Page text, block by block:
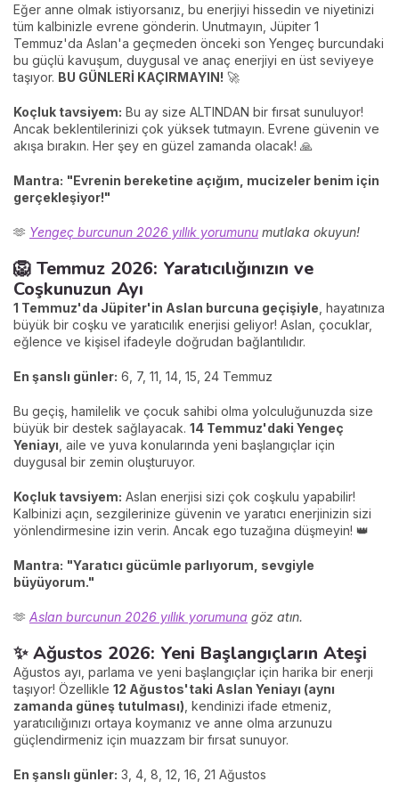
Eğer anne olmak istiyorsanız, bu enerjiyi hissedin ve niyetinizi
tüm kalbinizle evrene gönderin. Unutmayın, Jüpiter 1
Temmuz'da Aslan'a geçmeden önceki son Yengeç burcundaki
bu güçlü kavuşum, duygusal ve anaç enerjiyi en üst seviyeye
taşıyor. BU GÜNLERİ KAÇIRMAYIN! 🚀
Koçluk tavsiyem: Bu ay size ALTINDAN bir fırsat sunuluyor!
Ancak beklentilerinizi çok yüksek tutmayın. Evrene güvenin ve
akışa bırakın. Her şey en güzel zamanda olacak! 🙏
Mantra: "Evrenin bereketine açığım, mucizeler benim için
gerçekleşiyor!"
🫶 Yengeç burcunun 2026 yıllık yorumunu mutlaka okuyun!
🦁 Temmuz 2026: Yaratıcılığınızın ve
Coşkunuzun Ayı
1 Temmuz'da Jüpiter'in Aslan burcuna geçişiyle , hayatınıza
büyük bir coşku ve yaratıcılık enerjisi geliyor! Aslan, çocuklar,
eğlence ve kişisel ifadeyle doğrudan bağlantılıdır.
En şanslı günler: 6, 7, 11, 14, 15, 24 Temmuz
Bu geçiş, hamilelik ve çocuk sahibi olma yolculuğunuzda size
büyük bir destek sağlayacak. 14 Temmuz'daki Yengeç
Yeniayı , aile ve yuva konularında yeni başlangıçlar için
duygusal bir zemin oluşturuyor.
Koçluk tavsiyem: Aslan enerjisi sizi çok coşkulu yapabilir!
Kalbinizi açın, sezgilerinize güvenin ve yaratıcı enerjinizin sizi
yönlendirmesine izin verin. Ancak ego tuzağına düşmeyin! 👑
Mantra: "Yaratıcı gücümle parlıyorum, sevgiyle
büyüyorum."
🫶 Aslan burcunun 2026 yıllık yorumuna göz atın.
✨ Ağustos 2026: Yeni Başlangıçların Ateşi
Ağustos ayı, parlama ve yeni başlangıçlar için harika bir enerji
taşıyor! Özellikle 12 Ağustos'taki Aslan Yeniayı (aynı
zamanda güneş tutulması) , kendinizi ifade etmeniz,
yaratıcılığınızı ortaya koymanız ve anne olma arzunuzu
güçlendirmeniz için muazzam bir fırsat sunuyor.
En şanslı günler: 3, 4, 8, 12, 16, 21 Ağustos